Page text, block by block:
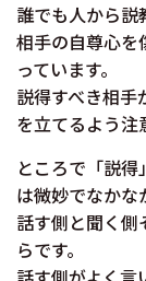
誰でも人から説
相手の自尊心を
っています。
説得すべき相
を立てるよう注
ところで「説
は微妙でなかな
話す側と聞く
らです。